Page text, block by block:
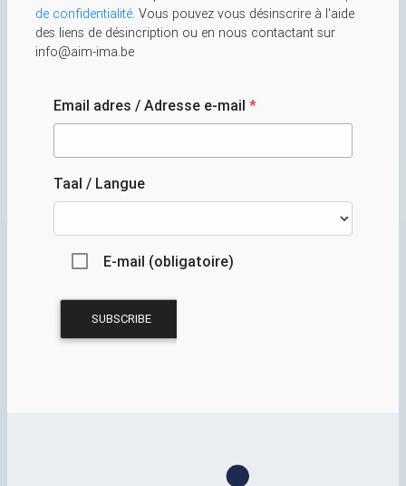
de confidentialité. Vous pouvez vous désinscrire à l'aide
des liens de désincription ou en nous contactant sur
info@aim-ima.be
Email adres / Adresse e-mail *
Taal / Langue
E-mail (obligatoire)